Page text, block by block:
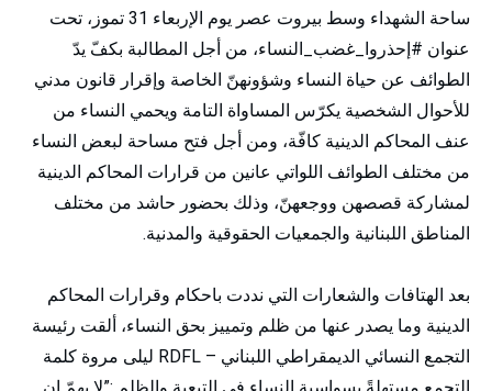
ساحة الشهداء وسط بيروت عصر يوم الإربعاء 31 تموز، تحت
عنوان #إحذروا_غضب_النساء، من أجل المطالبة بكفّ يدّ
الطوائف عن حياة النساء وشؤونهنّ الخاصة وإقرار قانون مدني
للأحوال الشخصية يكرّس المساواة التامة ويحمي النساء من
عنف المحاكم الدينية كافّة، ومن أجل فتح مساحة لبعض النساء
من مختلف الطوائف اللواتي عانين من قرارات المحاكم الدينية
لمشاركة قصصهن ووجعهنّ، وذلك بحضور حاشد من مختلف
المناطق اللبنانية والجمعيات الحقوقية والمدنية.
بعد الهتافات والشعارات التي نددت باحكام وقرارات المحاكم
الدينية وما يصدر عنها من ظلم وتمييز بحق النساء، ألقت رئيسة
التجمع النسائي الديمقراطي اللبناني – RDFL ليلى مروة كلمة